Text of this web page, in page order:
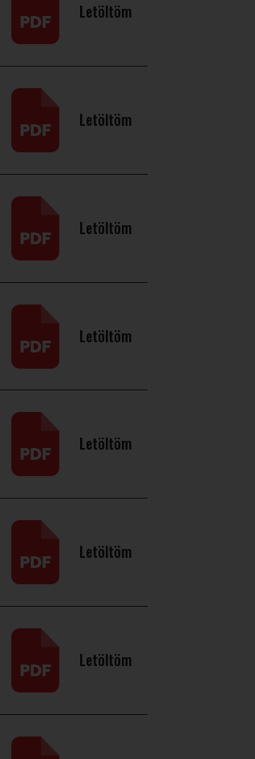
Letöltöm
Letöltöm
Letöltöm
Letöltöm
Letöltöm
Letöltöm
Letöltöm